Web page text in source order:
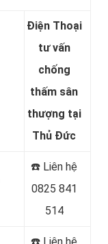
Điện Thoại
tư vấn
chống
thấm sân
thượng tại
Thủ Đức
☎️ Liên hệ
0825 841
514